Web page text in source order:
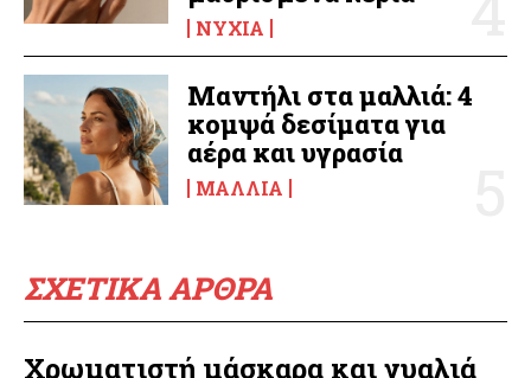
ΝΎΧΙΑ
Μαντήλι στα μαλλιά: 4
κομψά δεσίματα για
αέρα και υγρασία
ΜΑΛΛΙΆ
ΣΧΕΤΙΚΑ ΑΡΘΡΑ
Χρωματιστή μάσκαρα και γυαλιά